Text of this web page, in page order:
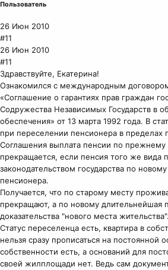
Пользователь
26 Июн 2010
#11
26 Июн 2010
#11
Здравствуйте, Екатерина!
Ознакомился с международным
«Соглашение о гарантиях прав граждан
Содружества Независимых Государств в
обеспечения» от 13 марта 1992 года. В
при переселении пенсионера в пределах
Соглашения выплата пенсии по прежнему
прекращается, если пенсия того же вида
законодательством государства по
пенсионера.
Получается, что по старому месту
прекращают, а по новому длительнейшая
доказательства "нового места
Статус переселенца есть, квартира в
нельзя сразу прописаться на постоянной
собственности есть, а оснований для
своей жилплощади нет. Ведь сам